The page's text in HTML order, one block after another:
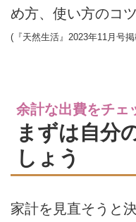
め方、使い方のコ
(『天然生活』2023年11月号
余計な出費をチェ
まずは自分
しょう
家計を見直そうと